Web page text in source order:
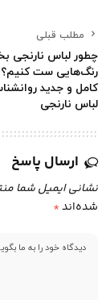
مطلب قبلی
چطور لباس نارنجی
رنگ‌هایی ست کنیم؟
کامل و جدید
لباس نارنجی
ارسال پاسخ
نشانی ایمیل شما
شده‌اند*